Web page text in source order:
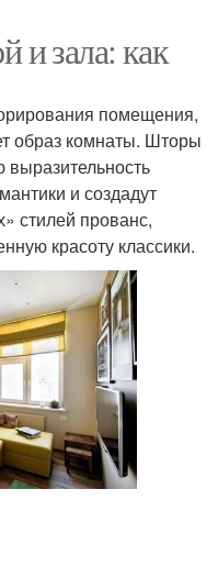
и зала: как
помещения,
образ комнаты. Шторы
выразительность
и создадут
стилей прованс,
красоту классики.